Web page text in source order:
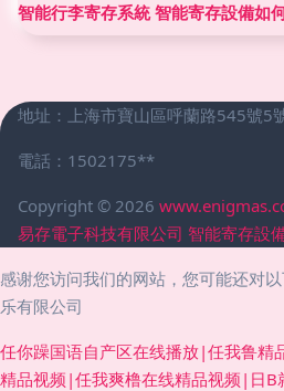
智能行李寄存系統 智能寄存設備如
地址：上海市寶山區呼蘭路545號5
電話：1502175**
Copyright © 2026
易存電子科技有限公司 智能寄存設
感谢您访问我们的网站，您可能还对
乐有限公司
任你躁国语自产区在线播放|任我鲁精
精品视频|任我爽橹在线精品视频|日